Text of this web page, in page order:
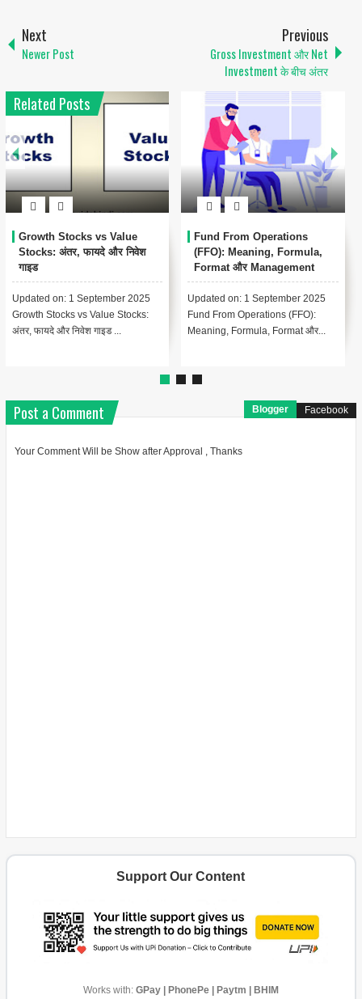
Next
Newer Post
Previous
Gross Investment और Net
Investment के बीच अंतर
Related Posts
Growth Stocks vs Value
Stocks: अंतर, फायदे और निवेश
गाइड
Updated on: 1 September 2025
Growth Stocks vs Value Stocks:
अंतर, फायदे और निवेश गाइड ...
Fund From Operations
(FFO): Meaning, Formula,
Format और Management
Accounting में महत्व
Updated on: 1 September 2025
Fund From Operations (FFO):
Meaning, Formula, Format और...
Post a Comment Blogger Facebook
Your Comment Will be Show after Approval , Thanks
Support Our Content
Works with: GPay | PhonePe | Paytm | BHIM